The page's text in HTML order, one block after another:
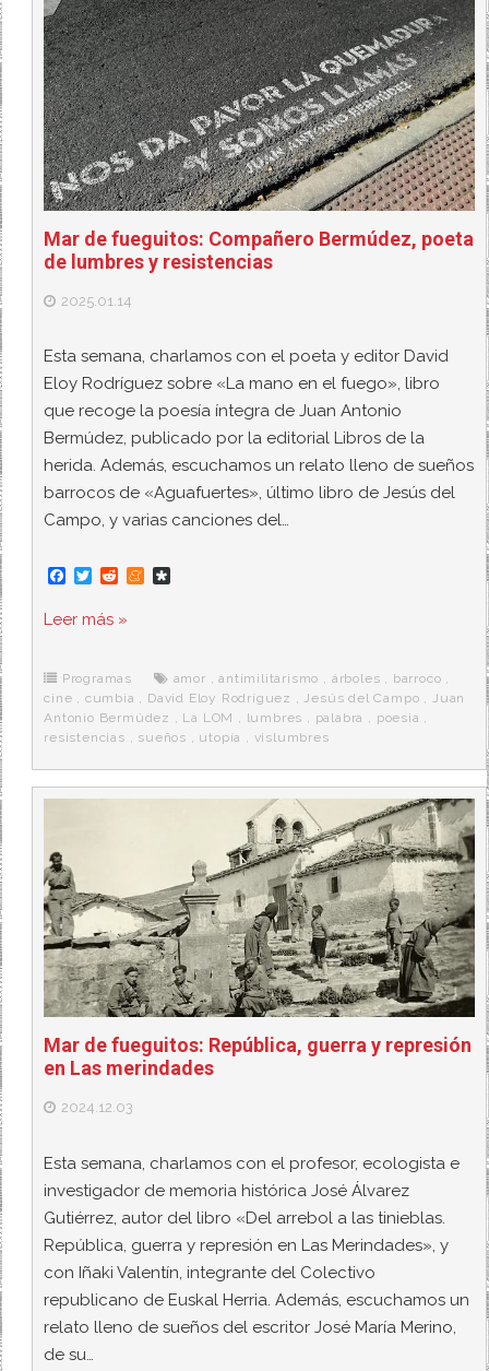
Mar de fueguitos: Compañero Bermúdez, poeta
de lumbres y resistencias
2025.01.14
Esta semana, charlamos con el poeta y editor David
Eloy Rodríguez sobre «La mano en el fuego», libro
que recoge la poesía íntegra de Juan Antonio
Bermúdez, publicado por la editorial Libros de la
herida. Además, escuchamos un relato lleno de sueños
barrocos de «Aguafuertes», último libro de Jesús del
Campo, y varias canciones del…
F
e
o
k
T
t
r
R
d
M
e
r
a
Leer más »
Programas amor ,antimilitarismo , árboles , barroco ,
cine , cumbia , David Eloy Rodríguez ,Jesús del Campo , Juan
Antonio Bermúdez , La LOM , lumbres , palabra , poesia ,
resistencias , sueños , utopía , vislumbres
Mar de fueguitos: República, guerra y represión
en Las merindades
2024.12.03
Esta semana, charlamos con el profesor, ecologista e
investigador de memoria histórica José Álvarez
Gutiérrez, autor del libro «Del arrebol a las tinieblas.
República, guerra y represión en Las Merindades», y
con Iñaki Valentín, integrante del Colectivo
republicano de Euskal Herria. Además, escuchamos un
relato lleno de sueños del escritor José María Merino,
de su…